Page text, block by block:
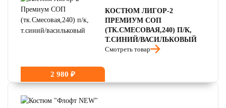
4.5
2 980 ₽
КОСТЮМ ЛИГОР-2
ПРЕМИУМ СОП
(ТК.СМЕСОВАЯ,240) П/К,
Т.СИНИЙ/ВАСИЛЬКОВЫЙ
Смотреть товар